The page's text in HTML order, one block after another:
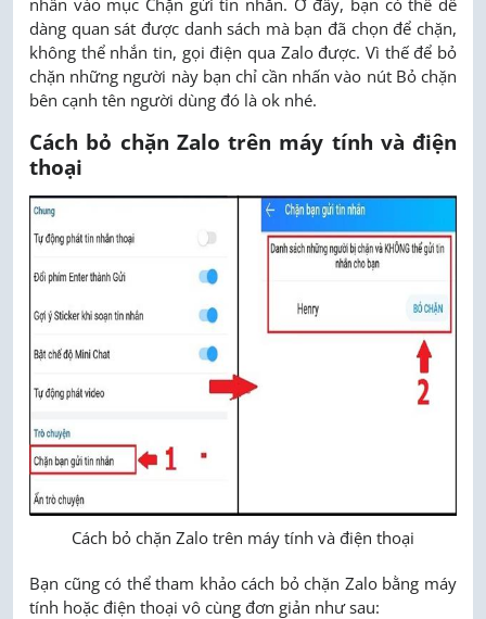
dàng quan sát được danh sách mà bạn đã chọn để chặn,
không thể nhắn tin, gọi điện qua Zalo được. Vì thế để bỏ
chặn những người này bạn chỉ cần nhấn vào nút Bỏ chặn
bên cạnh tên người dùng đó là ok nhé.
Cách bỏ chặn Zalo trên máy tính và điện
thoại
Cách bỏ chặn Zalo trên máy tính và điện thoại
Bạn cũng có thể tham khảo cách bỏ chặn Zalo bằng máy
tính hoặc điện thoại vô cùng đơn giản như sau: